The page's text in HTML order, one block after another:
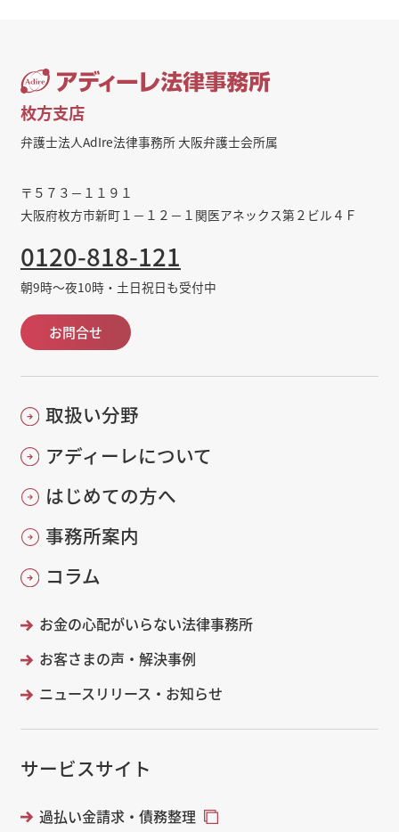
枚方支店
弁護士法人AdIre法律事務所 大阪弁護士会所属
〒５７３－１１９１
大阪府枚方市新町１－１２－１関医アネックス第２ビル４Ｆ
0120-818-121
朝9時～夜10時・土日祝日も受付中
お問合せ
取扱い分野
アディーレについて
はじめての方へ
事務所案内
コラム
お金の心配がいらない法律事務所
お客さまの声・解決事例
ニュースリリース・お知らせ
サービスサイト
過払い金請求・債務整理